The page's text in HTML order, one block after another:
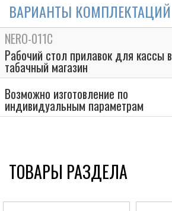
ВАРИАНТЫ КОМПЛЕКТАЦИЙ
NERO-011C
Рабочий стол прилавок для кассы в
табачный магазин
Возможно изготовление по
индивидуальным параметрам
ТОВАРЫ РАЗДЕЛА